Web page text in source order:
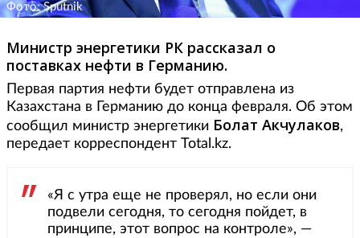
Фото: Sputnik
Министр энергетики РК рассказал о
поставках нефти в Германию.
Первая партия нефти будет отправлена из
Казахстана в Германию до конца февраля. Об этом
сообщил министр энергетики Болат Акчулаков,
передает корреспондент Total.kz.
«Я с утра еще не проверял, но если они
подвели сегодня, то сегодня пойдет, в
принципе, этот вопрос на контроле», —